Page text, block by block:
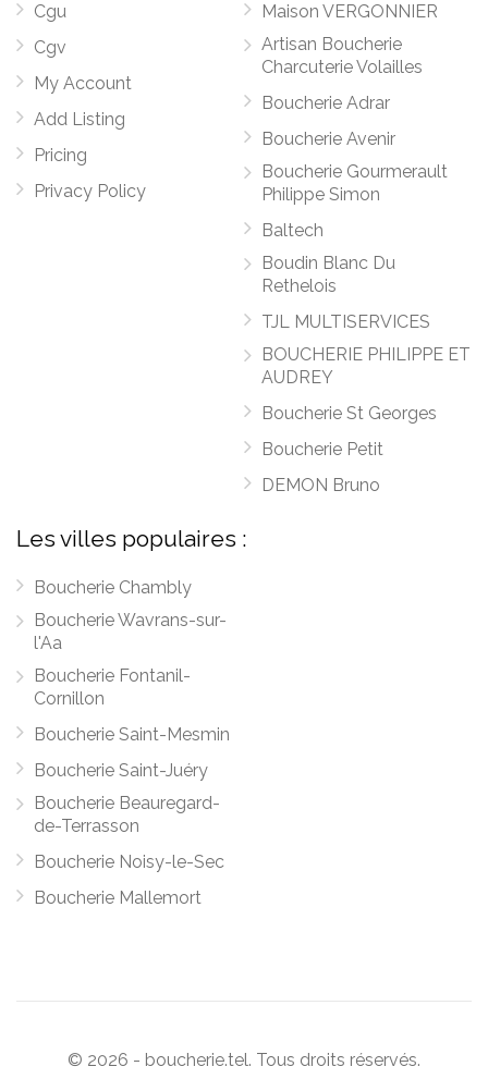
Cgu
Cgv
My Account
Add Listing
Pricing
Privacy Policy
Maison VERGONNIER
Artisan Boucherie
Charcuterie Volailles
Boucherie Adrar
Boucherie Avenir
Boucherie Gourmerault
Philippe Simon
Baltech
Boudin Blanc Du
Rethelois
TJL MULTISERVICES
BOUCHERIE PHILIPPE ET
AUDREY
Boucherie St Georges
Boucherie Petit
DEMON Bruno
Les villes populaires :
Boucherie Chambly
Boucherie Wavrans-sur-
l'Aa
Boucherie Fontanil-
Cornillon
Boucherie Saint-Mesmin
Boucherie Saint-Juéry
Boucherie Beauregard-
de-Terrasson
Boucherie Noisy-le-Sec
Boucherie Mallemort
© 2026 - boucherie.tel. Tous droits réservés.